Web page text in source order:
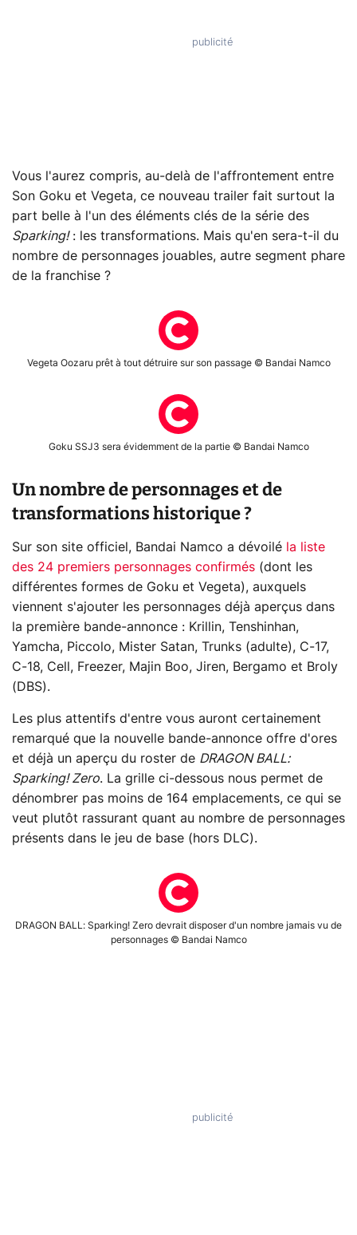
Vous l'aurez compris, au-delà de l'affrontement entre
Son Goku et Vegeta, ce nouveau trailer fait surtout la
part belle à l'un des éléments clés de la série des
Sparking!: les transformations. Mais qu'en sera-t-il du
nombre de personnages jouables, autre segment phare
de la franchise ?
Vegeta Oozaru prêt à tout détruire sur son passage © Bandai Namco
Goku SSJ3 sera évidemment de la partie © Bandai Namco
Un nombre de personnages et de
transformations historique ?
Sur son site officiel, Bandai Namco a dévoilé la liste
des 24 premiers personnages confirmés (dont les
différentes formes de Goku et Vegeta), auxquels
viennent s'ajouter les personnages déjà aperçus dans
la première bande-annonce : Krillin, Tenshinhan,
Yamcha, Piccolo, Mister Satan, Trunks (adulte), C-17,
C-18, Cell, Freezer, Majin Boo, Jiren, Bergamo et Broly
(DBS).
Les plus attentifs d'entre vous auront certainement
remarqué que la nouvelle bande-annonce offre d'ores
et déjà un aperçu du roster de DRAGON BALL:
Sparking! Zero. La grille ci-dessous nous permet de
dénombrer pas moins de 164 emplacements, ce qui se
veut plutôt rassurant quant au nombre de personnages
présents dans le jeu de base (hors DLC).
DRAGON BALL: Sparking! Zero devrait disposer d'un nombre jamais vu de
personnages © Bandai Namco